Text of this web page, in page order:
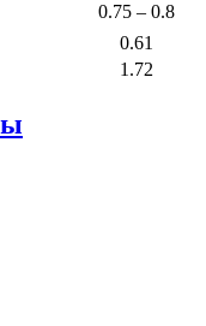
0.75 – 0.8
0.61
1.72